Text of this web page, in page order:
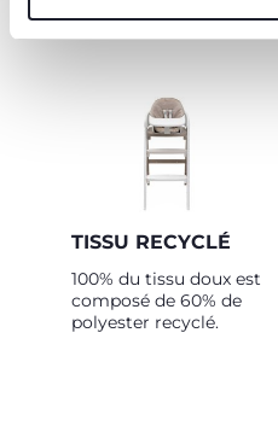
kg !
TISSU RECYCLÉ
100% du tissu doux est
composé de 60% de
polyester recyclé.